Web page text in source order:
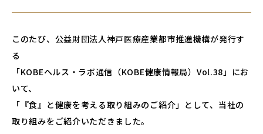
このたび、公益財団法人神戸医療産業都市推進機構が発行す
る
「KOBEヘルス・ラボ通信（KOBE健康情報局）Vol.38」にお
いて、
「『食』と健康を考える取り組みのご紹介」として、当社の
取り組みをご紹介いただきました。